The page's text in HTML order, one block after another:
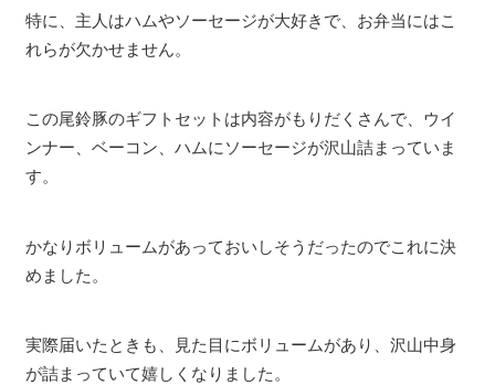
特に、主人はハムやソーセージが大好きで、お弁当にはこ
れらが欠かせません。
この尾鈴豚のギフトセットは内容がもりだくさんで、ウイ
ンナー、ベーコン、ハムにソーセージが沢山詰まっていま
す。
かなりボリュームがあっておいしそうだったのでこれに決
めました。
実際届いたときも、見た目にボリュームがあり、沢山中身
が詰まっていて嬉しくなりました。